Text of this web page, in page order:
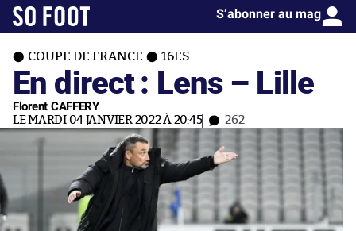
S’abonner au mag
COUPE DE FRANCE 16ES
En direct : Lens – Lille
Florent CAFFERY
LE MARDI 04 JANVIER 2022 À 20:45 262